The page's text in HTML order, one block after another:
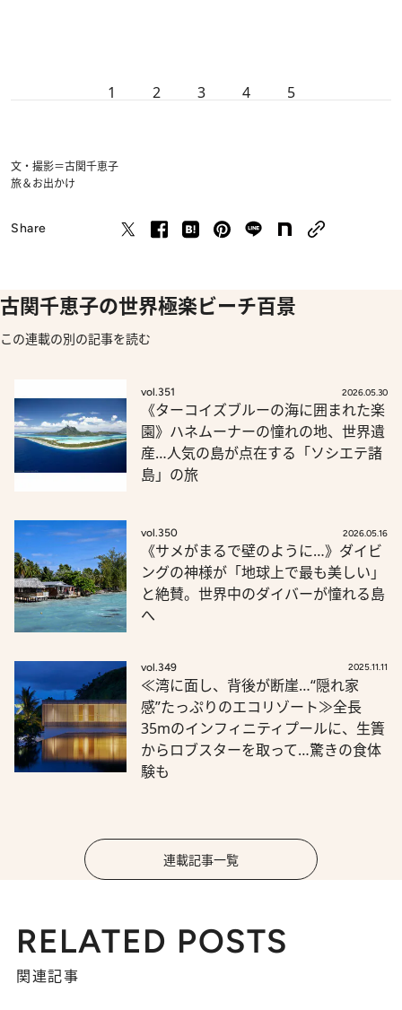
1 2 3 4 5
文・撮影＝古関千恵子
旅＆お出かけ
Share
古関千恵子の世界極楽ビーチ百景
この連載の別の記事を読む
vol.351 2026.05.30
《ターコイズブルーの海に囲まれた楽
園》ハネムーナーの憧れの地、世界遺
産…人気の島が点在する「ソシエテ諸
島」の旅
vol.350 2026.05.16
《サメがまるで壁のように…》ダイビ
ングの神様が「地球上で最も美しい」
と絶賛。世界中のダイバーが憧れる島
へ
vol.349 2025.11.11
≪湾に面し、背後が断崖…“隠れ家
感”たっぷりのエコリゾート≫全長
35mのインフィニティプールに、生簀
からロブスターを取って…驚きの食体
験も
連載記事一覧
RELATED POSTS
関連記事